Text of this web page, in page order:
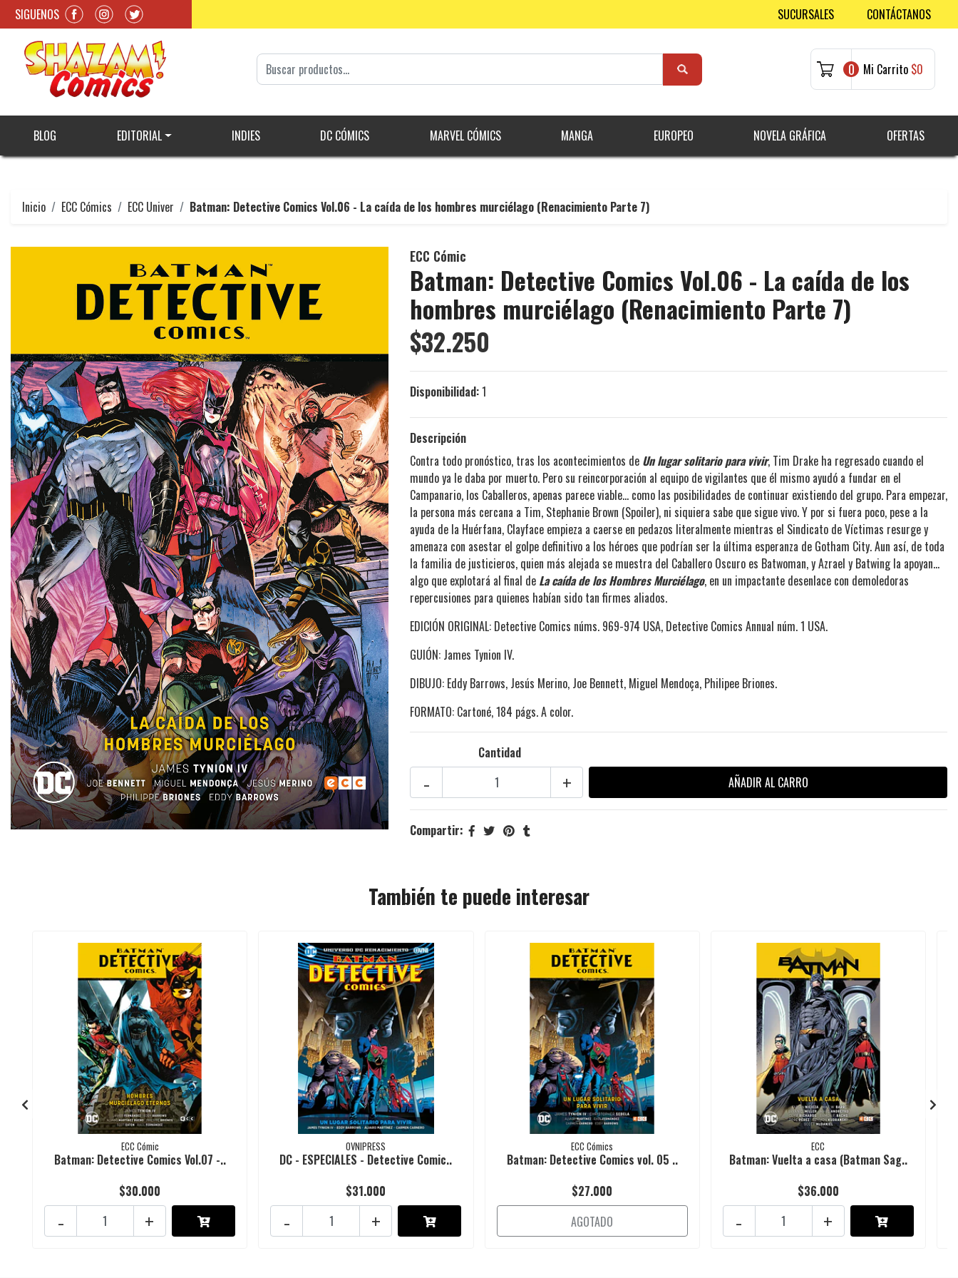
SIGUENOS SUCURSALES CONTÁCTANOS
0 Mi Carrito $0
BLOG EDITORIAL INDIES DC CÓMICS MARVEL CÓMICS MANGA EUROPEO NOVELA GRÁFICA OFERTAS
Inicio ECC Cómics ECC Univer Batman: Detective Comics Vol.06 - La caída de los hombres murciélago (Renacimiento Parte 7)
ECC Cómic
Batman: Detective Comics Vol.06 - La caída de los
hombres murciélago (Renacimiento Parte 7)
$32.250
Disponibilidad:1
Descripción
Contra todo pronóstico, tras los acontecimientos de Un lugar solitario para vivir, Tim Drake ha regresado cuando el
mundo ya le daba por muerto. Pero su reincorporación al equipo de vigilantes que él mismo ayudó a fundar en el
Campanario, los Caballeros, apenas parece viable... como las posibilidades de continuar existiendo del grupo. Para empezar,
la persona más cercana a Tim, Stephanie Brown (Spoiler), ni siquiera sabe que sigue vivo. Y por si fuera poco, pese a la
ayuda de la Huérfana, Clayface empieza a caerse en pedazos literalmente mientras el Sindicato de Víctimas resurge y
amenaza con asestar el golpe definitivo a los héroes que podrían ser la última esperanza de Gotham City. Aun así, de toda
la familia de justicieros, quien más alejada se muestra del Caballero Oscuro es Batwoman, y Azrael y Batwing la apoyan...
algo que explotará al final de La caída de los Hombres Murciélago, en un impactante desenlace con demoledoras
repercusiones para quienes habían sido tan firmes aliados.
EDICIÓN ORIGINAL: Detective Comics núms. 969-974 USA, Detective Comics Annual núm. 1 USA.
GUIÓN: James Tynion IV.
DIBUJO: Eddy Barrows, Jesús Merino, Joe Bennett, Miguel Mendoça, Philipee Briones.
FORMATO: Cartoné, 184 págs. A color.
Cantidad
+
-
Compartir:
También te puede interesar
ECC Cómic
Batman: Detective Comics Vol.07 -..
$30.000
+
-
OVNIPRESS
DC - ESPECIALES - Detective Comic..
$31.000
+
-
ECC Cómics
Batman: Detective Comics vol. 05 ..
$27.000
AGOTADO
ECC
Batman: Vuelta a casa (Batman Sag..
$36.000
+
-